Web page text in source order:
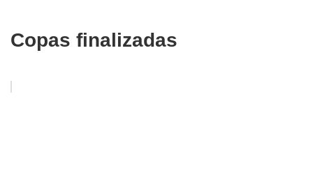
Copas finalizadas